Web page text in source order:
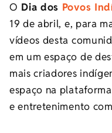
O Dia dos Povos
19 de abril, e, para
vídeos desta
em um espaço de
mais criadores
espaço na
e entretenimento